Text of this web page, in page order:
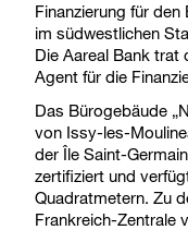
Finanzierung für
im südwestlichen
Die Aareal Bank trat
Agent für die
Das Bürogebäude
von Issy-les-
der Île Saint-
zertifiziert und
Quadratmetern. Zu
Frankreich-Zentrale